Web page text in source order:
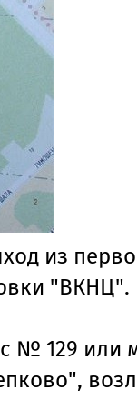
из
"ВКНЦ".
№ 129 или